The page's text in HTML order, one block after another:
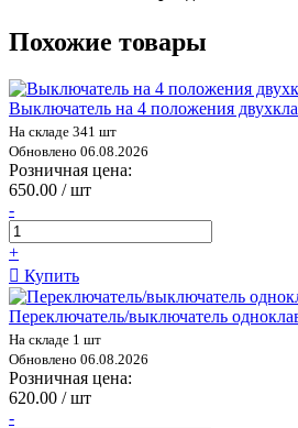
Похожие товары
Выключатель на 4 положения
На складе 341 шт
Обновлено 06.08.2026
Розничная цена:
650.00 / шт
-
+
Купить
Переключатель/выключатель
На складе 1 шт
Обновлено 06.08.2026
Розничная цена:
620.00 / шт
-